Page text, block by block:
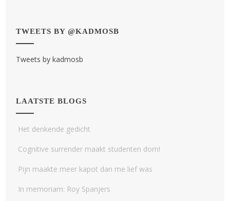
TWEETS BY @KADMOSB
Tweets by kadmosb
LAATSTE BLOGS
Het denkende gedicht
Cognitive surrender maakt studenten dom!
Pijn maakte meer kapot dan me lief was
In memoriam: Roy Spanjers